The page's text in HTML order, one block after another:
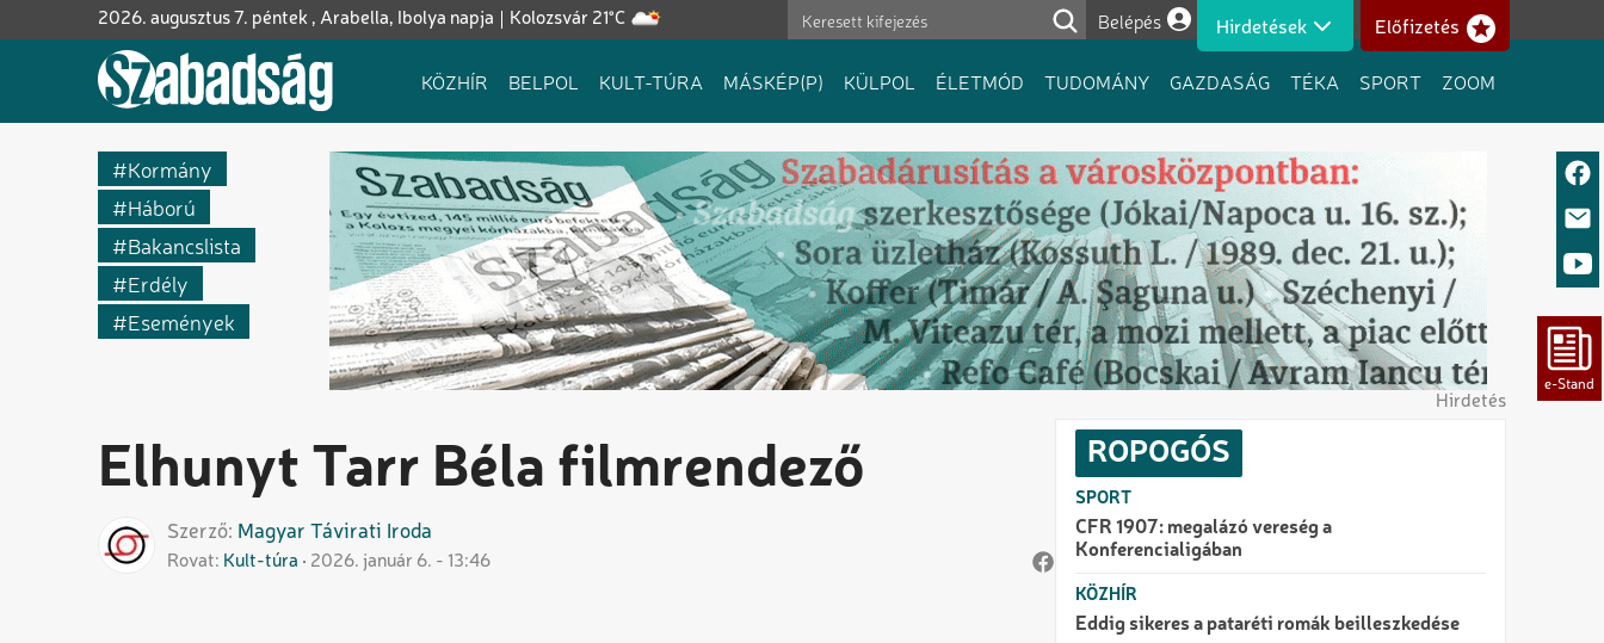
a
Kolozsvár 21°C
2026. augusztus 7. péntek , Arabella, Ibolya napja
Felhasználói fiók menüje
Belépés Hirdetések Előfizetés
Fő
KÖZHÍR BELPOL KULT-TÚRA MÁSKÉP(P) KÜLPOL ÉLETMÓD TUDOMÁNY GAZDASÁG TÉKA SPORT ZOOM
Kormány
Háború
Bakancslista
Erdély
Események
Hirdetés
Elhunyt Tarr Béla filmrendező
Szerző Magyar Távirati Iroda
Rovat Kult-túra 2026. január 6. - 13:46
ROPOGÓS
SPORT
CFR 1907: megalázó vereség a
Konferencialigában
KÖZHÍR
Eddig sikeres a pataréti romák beilleszkedése